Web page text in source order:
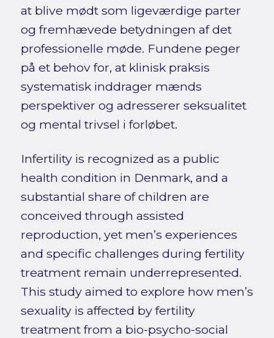
at blive mødt som ligeværdige parter
og fremhævede betydningen af det
professionelle møde. Fundene peger
på et behov for, at klinisk praksis
systematisk inddrager mænds
perspektiver og adresserer seksualitet
og mental trivsel i forløbet.
Infertility is recognized as a public
health condition in Denmark, and a
substantial share of children are
conceived through assisted
reproduction, yet men’s experiences
and specific challenges during fertility
treatment remain underrepresented.
This study aimed to explore how men’s
sexuality is affected by fertility
treatment from a bio-psycho-social